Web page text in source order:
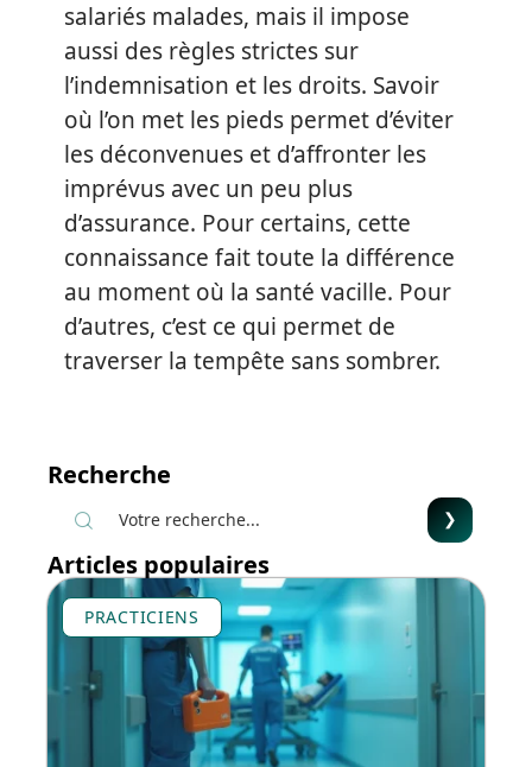
salariés malades, mais il impose
aussi des règles strictes sur
l’indemnisation et les droits. Savoir
où l’on met les pieds permet d’éviter
les déconvenues et d’affronter les
imprévus avec un peu plus
d’assurance. Pour certains, cette
connaissance fait toute la différence
au moment où la santé vacille. Pour
d’autres, c’est ce qui permet de
traverser la tempête sans sombrer.
Recherche
Articles populaires
PRACTICIENS